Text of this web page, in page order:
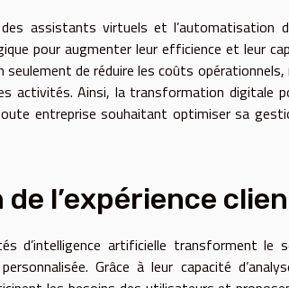
assistants virtuels et l’automatisation
pour augmenter leur efficience et leur
de réduire les coûts
activités. Ainsi, la transformation digitale
entreprise souhaitant optimiser sa
l’expérience
d’intelligence artificielle transforment le
Grâce à leur capacité